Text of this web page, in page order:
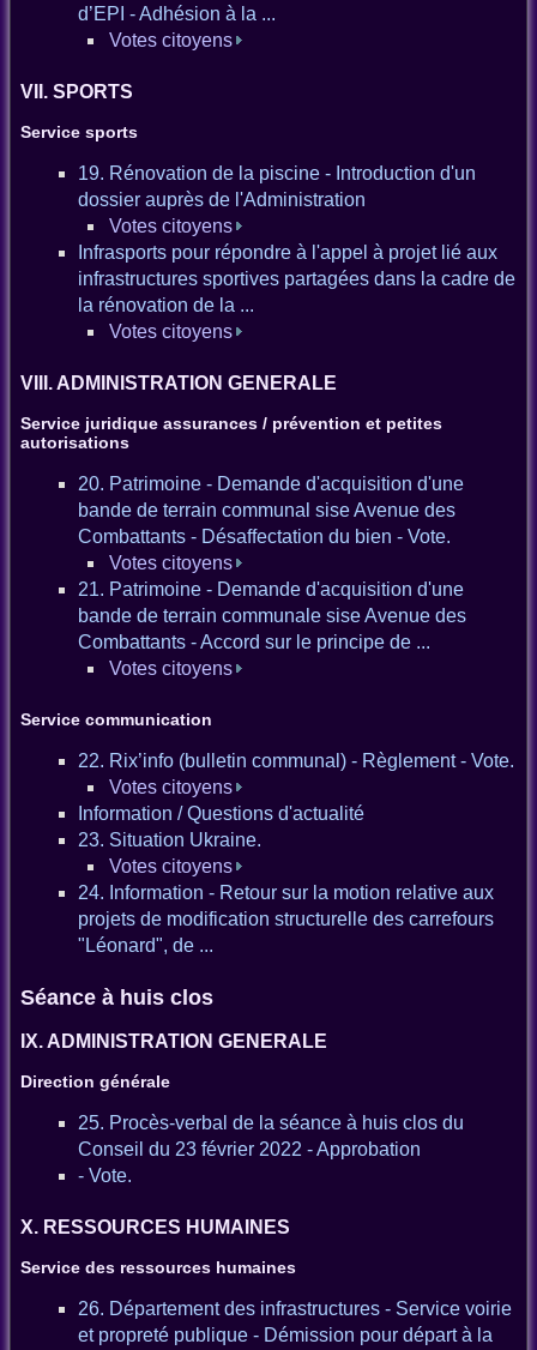
d’EPI - Adhésion à la ...
Votes citoyens
VII. SPORTS
Service sports
19. Rénovation de la piscine - Introduction d'un
dossier auprès de l'Administration
Votes citoyens
Infrasports pour répondre à l'appel à projet lié aux
infrastructures sportives partagées dans la cadre de
la rénovation de la ...
Votes citoyens
VIII. ADMINISTRATION GENERALE
Service juridique assurances / prévention et petites
autorisations
20. Patrimoine - Demande d'acquisition d'une
bande de terrain communal sise Avenue des
Combattants - Désaffectation du bien - Vote.
Votes citoyens
21. Patrimoine - Demande d'acquisition d'une
bande de terrain communale sise Avenue des
Combattants - Accord sur le principe de ...
Votes citoyens
Service communication
22. Rix’info (bulletin communal) - Règlement - Vote.
Votes citoyens
Information / Questions d'actualité
23. Situation Ukraine.
Votes citoyens
24. Information - Retour sur la motion relative aux
projets de modification structurelle des carrefours
"Léonard", de ...
Séance à huis clos
IX. ADMINISTRATION GENERALE
Direction générale
25. Procès-verbal de la séance à huis clos du
Conseil du 23 février 2022 - Approbation
- Vote.
X. RESSOURCES HUMAINES
Service des ressources humaines
26. Département des infrastructures - Service voirie
et propreté publique - Démission pour départ à la